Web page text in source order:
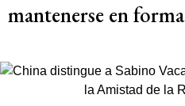
mantenerse en forma